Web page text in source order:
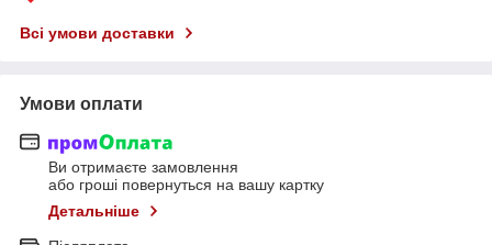
Всі умови доставки
Умови оплати
Ви отримаєте замовлення
або гроші повернуться на вашу картку
Детальніше